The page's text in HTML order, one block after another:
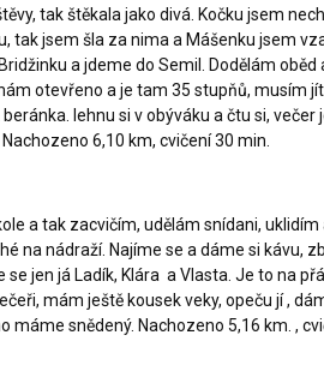
tak štěkala jako divá. Kočku jsem
tak jsem šla za nima a Mášenku jsem
a jdeme do Semil. Dodělám oběd
otevřeno a je tam 35 stupňů, musím
lehnu si v obýváku a čtu si, večer
6,10 km, cvičení 30 min.
a tak zacvičím, udělám snídani, uklidím
na nádraží. Najíme se a dáme si kávu,
jen já Ladík, Klára a Vlasta. Je to na
mám ještě kousek veky, opeču jí ,
máme snědený. Nachozeno 5,16 km. ,